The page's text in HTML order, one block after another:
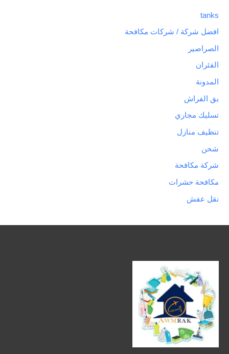
tanks
افضل شركة / شركات مكافحة
الصراصير
الفئران
المدونة
بق الفراش
تسليك مجاري
تنظيف منازل
شحن
شركة مكافحة
مكافحة حشرات
نقل عفش